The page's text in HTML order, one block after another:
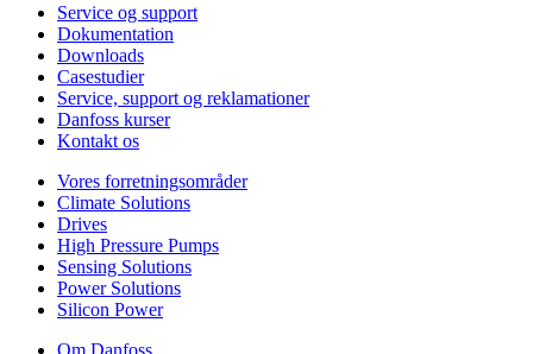
Service og support
Dokumentation
Downloads
Casestudier
Service, support og reklamationer
Danfoss kurser
Kontakt os
Vores forretningsområder
Climate Solutions
Drives
High Pressure Pumps
Sensing Solutions
Power Solutions
Silicon Power
Om Danfoss